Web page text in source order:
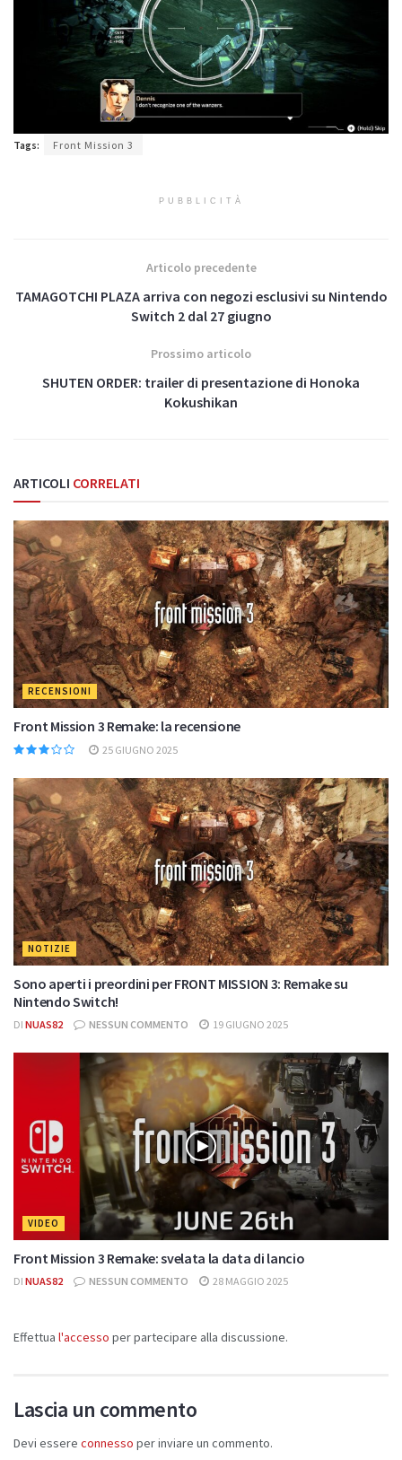
Tags: Front Mission 3
PUBBLICITÀ
Articolo precedente
TAMAGOTCHI PLAZA arriva con negozi esclusivi su Nintendo
Switch 2 dal 27 giugno
Prossimo articolo
SHUTEN ORDER: trailer di presentazione di Honoka
Kokushikan
ARTICOLI CORRELATI
RECENSIONI
Front Mission 3 Remake: la recensione
25 GIUGNO 2025
NOTIZIE
Sono aperti i preordini per FRONT MISSION 3: Remake su
Nintendo Switch!
DI NUAS82 NESSUN COMMENTO 19 GIUGNO 2025
VIDEO
Front Mission 3 Remake: svelata la data di lancio
DI NUAS82 NESSUN COMMENTO 28 MAGGIO 2025
Effettua l'accesso per partecipare alla discussione.
Lascia un commento
Devi essere connesso per inviare un commento.